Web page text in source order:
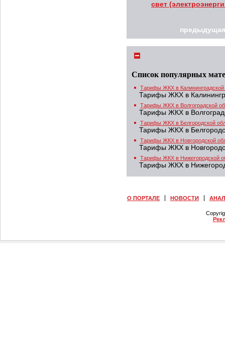
свет
предыдущая
Список популярных
Тарифы ЖКХ в Калининградской
Тарифы ЖКХ в
Тарифы ЖКХ в Волгоградской
Тарифы ЖКХ в
Тарифы ЖКХ в Белгородской
Тарифы ЖКХ в
Тарифы ЖКХ в Новгородской
Тарифы ЖКХ в
Тарифы ЖКХ в Нижегородской
Тарифы ЖКХ в
О ПОРТАЛЕ НОВОСТИ